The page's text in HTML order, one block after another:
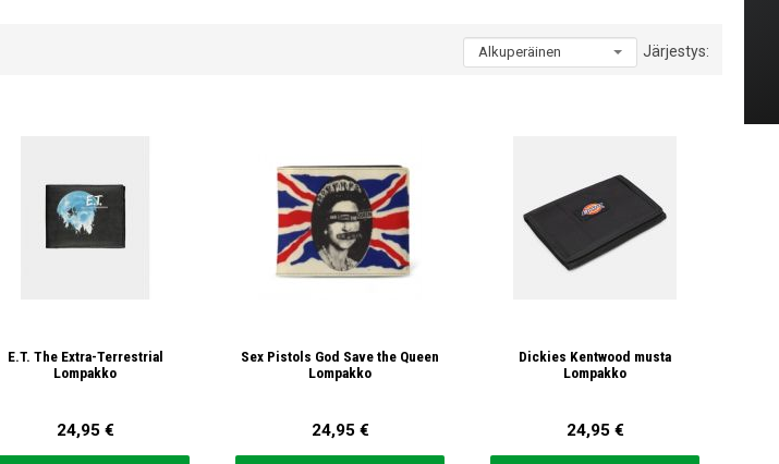
Järjestys:
E.T. The Extra-Terrestrial
Lompakko
24,95 €
Sex Pistols God Save the Queen
Lompakko
24,95 €
Dickies Kentwood musta
Lompakko
24,95 €